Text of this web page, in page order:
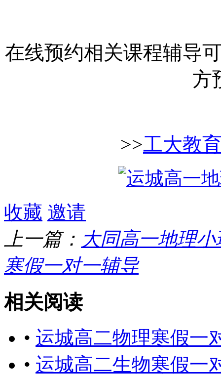
在线预约相关课程辅导
方
>>工大教
收藏 邀请
上一篇： 大同高一地理
寒假一对一辅导
相关阅读
• 运城高二物理寒假一
• 运城高二生物寒假一